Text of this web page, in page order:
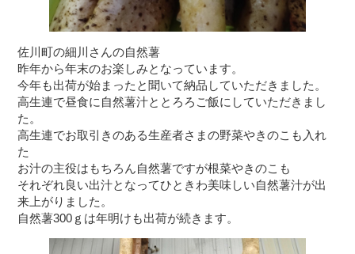
佐川町の細川さんの自然薯
昨年から年末のお楽しみとなっています。
今年も出荷が始まったと聞いて納品していただきました。
高生連で昼食に自然薯汁ととろろご飯にしていただきまし
た。
高生連でお取引きのある生産者さまの野菜やきのこも入れ
た
お汁の主役はもちろん自然薯ですが根菜やきのこも
それぞれ良い出汁となってひときわ美味しい自然薯汁が出
来上がりました。
自然薯300ｇは年明けも出荷が続きます。